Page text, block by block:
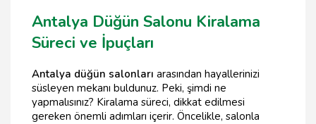
Antalya Düğün Salonu Kiralama
Süreci ve İpuçları
Antalya düğün salonları arasından hayallerinizi
süsleyen mekanı buldunuz. Peki, şimdi ne
yapmalısınız? Kiralama süreci, dikkat edilmesi
gereken önemli adımları içerir. Öncelikle, salonla